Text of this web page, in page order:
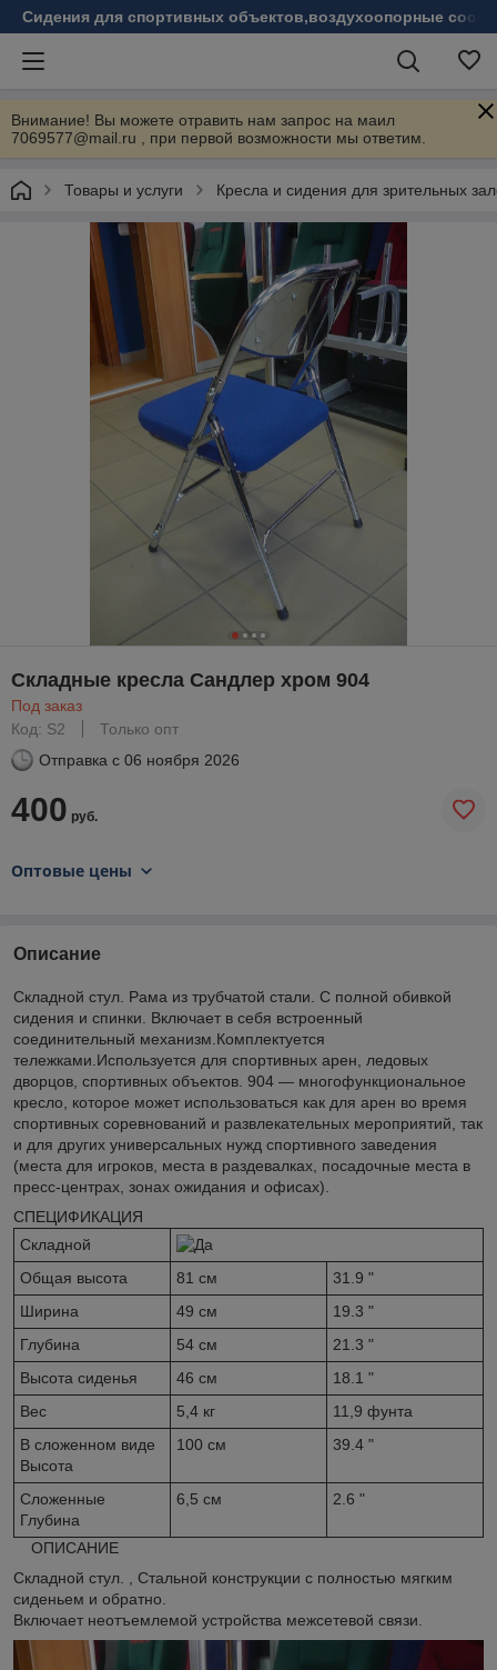
Сидения для спортивных объектов,воздухоопорные
Внимание! Вы можете отравить нам запрос на маил
7069577@mail.ru , при первой возможности мы ответим.
Товары и услуги Кресла и сидения для зрительных
Складные кресла Сандлер хром 904
Под заказ
Код: S2
Только опт
Отправка с 06 ноября 2026
400 руб.
Оптовые цены
Описание
Складной стул. Рама из трубчатой стали. С полной обивкой
сидения и спинки. Включает в себя встроенный
соединительный механизм.Комплектуется
тележками.Используется для спортивных арен, ледовых
дворцов, спортивных объектов. 904 — многофункциональное
кресло, которое может использоваться как для арен во время
спортивных соревнований и развлекательных мероприятий, так
и для других универсальных нужд спортивного заведения
(места для игроков, места в раздевалках, посадочные места в
пресс-центрах, зонах ожидания и офисах).
СПЕЦИФИКАЦИЯ
Складной
Общая высота
81 см
31.9 "
Ширина
49 см
19.3 "
Глубина
54 см
21.3 "
Высота сиденья
46 см
18.1 "
Вес
5,4 кг
11,9 фунта
В сложенном виде
Высота
100 см 39.4 "
Сложенные
Глубина
6,5 см 2.6 "
ОПИСАНИЕ
Складной стул. , Стальной конструкции с полностью мягким
сиденьем и обратно.
Включает неотъемлемой устройства межсетевой связи.